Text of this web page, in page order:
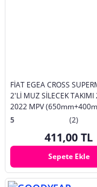
FİAT EGEA CROSS
2'Lİ MUZ SİLECEK
2022 MPV
5
(2)
411,00 TL
Sepete Ekle